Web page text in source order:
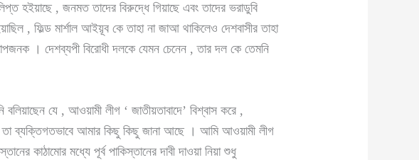
হইয়াছে , জনমত তাদের বিরুদ্ধে গিয়াছে এবং তাদের ভরাডুবি
, ফিল্ড মার্শাল আইয়ূব কে তাহা না জাআ থাকিলেও দেশবাসীর তাহা
। দেশব্যপী বিরোধী দলকে যেমন চেনেন , তার দল কে তেমনি
যে , আওয়ামী লীগ ‘ জাতীয়তাবাদে’ বিশ্বাস করে ,
তা ব্যক্তিগতভাবে আমার কিছু কিছু জানা আছে । আমি আওয়ামী লীগ
কাঠামোর মধ্যে পূর্ব পাকিস্তানের দাবী দাওয়া নিয়া শুধু